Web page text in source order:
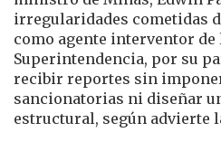
irregularidades cometidas
como agente interventor de
Superintendencia, por su
recibir reportes sin
sancionatorias ni diseñar
estructural, según advierte